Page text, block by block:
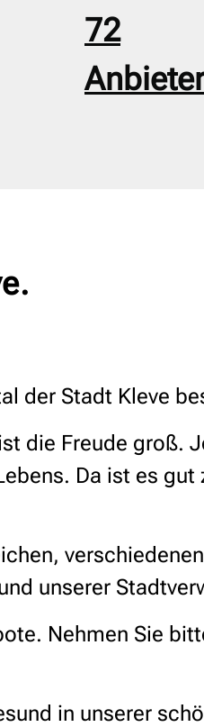
72
der Stadt Kleve
die Freude groß.
Da ist es
unserer
Nehmen Sie
in unserer